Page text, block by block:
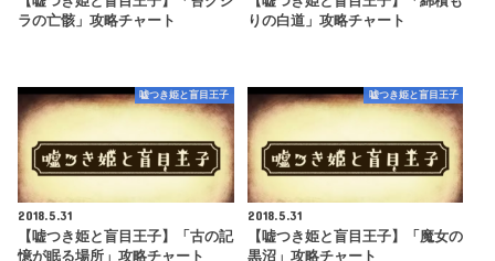
ラの亡骸」攻略チャート
りの白道」攻略チャート
嘘つき姫と盲目王子
2018.5.31
【嘘つき姫と盲目王子】「古の記
憶が眠る場所」攻略チャート
嘘つき姫と盲目王子
2018.5.31
【嘘つき姫と盲目王子】「魔女の
黒沼」攻略チャート